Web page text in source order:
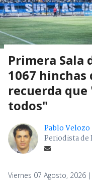
Primera Sala
1067
recuerda que
todos"
Pablo Velozo
Periodista
Viernes 07 Agosto, 2026